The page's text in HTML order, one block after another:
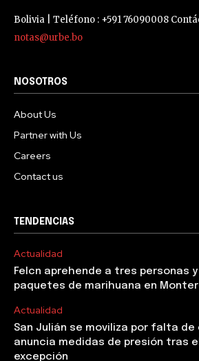
Bolivia | Teléfono : +591 76090008
notas@urbe.bo
NOSOTROS
About Us
Partner with Us
Careers
Contact us
TENDENCIAS
Actualidad
Felcn aprehende a tres personas
paquetes de marihuana en
Actualidad
San Julián se moviliza por falta
anuncia medidas de presión tras
excepción